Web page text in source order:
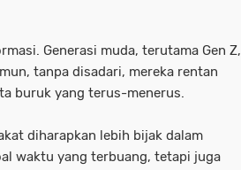
Generasi muda, terutama Gen Z,
tanpa disadari, mereka rentan
buruk yang terus-menerus.
diharapkan lebih bijak dalam
waktu yang terbuang, tetapi juga